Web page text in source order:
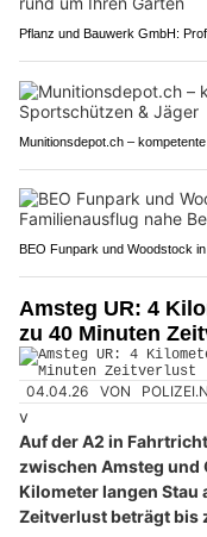
Pflanz und Bauwerk GmbH:
Munitionsdepot.ch –
BEO Funpark und Woodstock
Amsteg UR: 4
zu 40 Minuten
04.04.26 VON
v
Auf der A2 in
zwischen Amsteg und
Kilometer langen
Zeitverlust beträgt bis